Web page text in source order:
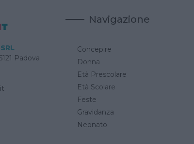
Padova
Navigazione
Concepire
Donna
Età Prescolare
Età Scolare
Feste
Gravidanza
Neonato